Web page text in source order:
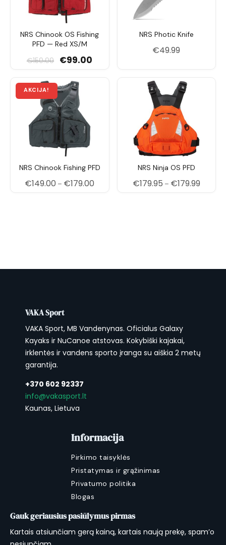
NRS Chinook OS Fishing
PFD — Red XS/M
€159.99 Original price was: €159.99.
€99.00
NRS Photic Knife
€49.99
NRS Chinook Fishing PFD
€149.00 – €179.00 Price range: €149.00 through €179.00
NRS Ninja OS PFD
€179.95 – €179.99Price
VAKA Sport
VAKA Sport, MB Vandenynas. Oficialus Galaxy
Kayaks ir NuCanoe atstovas. Kokybiški kajakai,
irklentės ir vandens sporto įranga su aiškia 2 metų
garantija.
+370 602 92337
info@vakasport.lt
Kaunas, Lietuva
Informacija
Pirkimo taisyklės
Pristatymas ir grąžinimas
Privatumo politika
Blogas
Gauk geriausius pasiūlymus pirmas
Kartais atsiunčiam gerą kainą, kartais naują prekę, spam’o